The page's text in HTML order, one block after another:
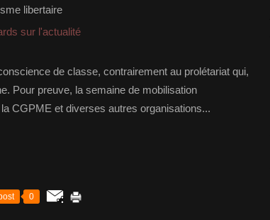
libertaire
sur l'actualité
de classe, contrairement au prolétariat qui,
Pour preuve, la semaine de mobilisation
CGPME et diverses autres organisations...
0